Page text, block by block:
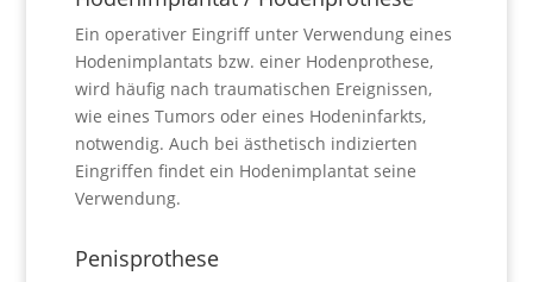
Ein operativer Eingriff unter Verwendung eines
Hodenimplantats bzw. einer Hodenprothese,
wird häufig nach traumatischen Ereignissen,
wie eines Tumors oder eines Hodeninfarkts,
notwendig. Auch bei ästhetisch indizierten
Eingriffen findet ein Hodenimplantat seine
Verwendung.
Penisprothese